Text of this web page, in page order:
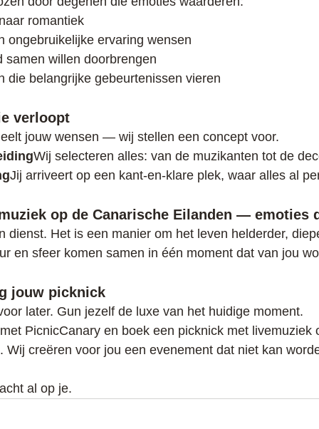
romantiek
ongebruikelijke ervaring wensen
samen willen doorbrengen
die belangrijke gebeurtenissen vieren
e verloopt
jouw wensen — wij stellen een concept voor.
Wij selecteren alles: van de muzikanten tot de
Jij arriveert op een kant-en-klare plek, waar alles al
op de Canarische Eilanden — emoties
dienst. Het is een manier om het leven helderder,
en sfeer komen samen in één moment dat van jou
jouw picknick
later. Gun jezelf de luxe van het huidige moment.
PicnicCanary en boek een picknick met livemuziek
Wij creëren voor jou een evenement dat niet kan
al op je.